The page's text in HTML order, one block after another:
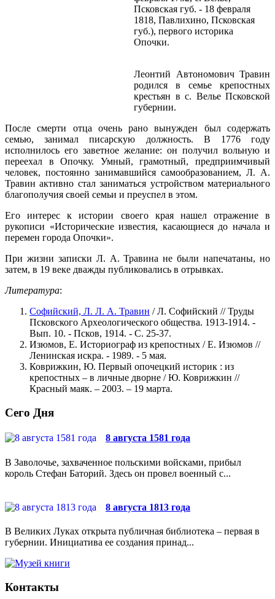
Псковская губ. - 18 февраля
1818, Павлихино, Псковская
губ.), первого историка
Опочки.
Леонтий Автономович Травин
родился в семье крепостных
крестьян в с. Велье Псковской
губернии.
После смерти отца очень рано вынужден был содержать
семью, занимал писарскую должность. В 1776 году
исполнилось его заветное желание: он получил вольную и
переехал в Опочку. Умный, грамотный, предприимчивый
человек, постоянно занимавшийся самообразованием, Л. А.
Травин активно стал заниматься устройством материального
благополучия своей семьи и преуспел в этом.
Его интерес к истории своего края нашел отражение в
рукописи «Исторические известия, касающиеся до начала и
перемен города Опочки».
При жизни записки Л. А. Травина не были напечатаны, но
затем, в 19 веке дважды публиковались в отрывках.
Литература:
Софийский, Л. Л. А. Травин / Л. Софийский // Труды
Псковского Археологического общества. 1913-1914. -
Вып. 10. - Псков, 1914. - С. 25-37.
Изюмов, Е. Историограф из крепостных / Е. Изюмов //
Ленинская искра. - 1989. - 5 мая.
Коврижкин, Ю. Первый опочецкий историк : из
крепостных – в личные дворне / Ю. Коврижкин //
Красный маяк. – 2003. – 19 марта.
Сего Дня
8 августа 1581 года
В Заволочье, захваченное польскими войсками, прибыл
король Стефан Баторий. Здесь он провел военный с...
8 августа 1813 года
В Великих Луках открыта публичная библиотека – первая в
губернии. Инициатива ее создания принад...
Контакты